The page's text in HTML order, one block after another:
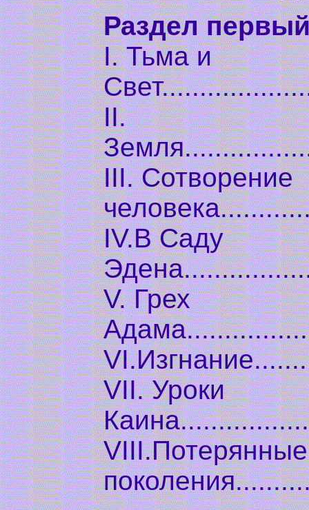
Раздел
I. Тьма и
II.
III. Сотворение
IV.В Саду
V. Грех
VII. Уроки
VIII.Потерянные